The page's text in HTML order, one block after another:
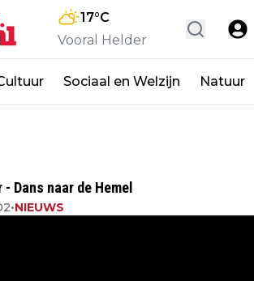
17°C
Vooral Helder
Sociaal en Welzijn Natuur
Dans naar de Hemel
•NIEUWS